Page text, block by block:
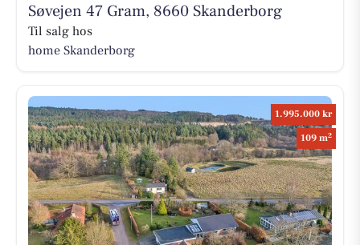
Søvejen 47 Gram, 8660 Skanderborg
Til salg hos
home Skanderborg
1.995.000 kr
109 m2